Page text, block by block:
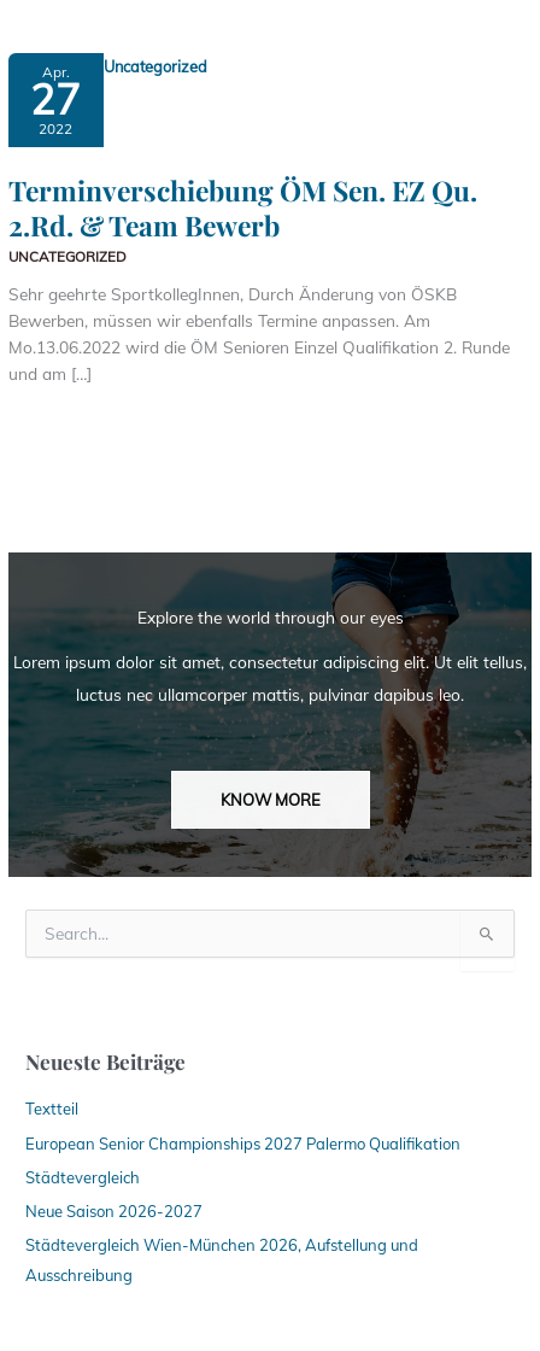
Apr.
27
2022
Uncategorized
Terminverschiebung ÖM Sen. EZ Qu.
2.Rd. & Team Bewerb
UNCATEGORIZED
Sehr geehrte SportkollegInnen, Durch Änderung von ÖSKB
Bewerben, müssen wir ebenfalls Termine anpassen. Am
Mo.13.06.2022 wird die ÖM Senioren Einzel Qualifikation 2. Runde
und am […]
Explore the world through our eyes
Lorem ipsum dolor sit amet, consectetur adipiscing elit. Ut elit tellus,
luctus nec ullamcorper mattis, pulvinar dapibus leo.
KNOW MORE
n
c
h
Neueste Beiträge
Textteil
European Senior Championships 2027 Palermo Qualifikation
Städtevergleich
Neue Saison 2026-2027
Städtevergleich Wien-München 2026, Aufstellung und
Ausschreibung